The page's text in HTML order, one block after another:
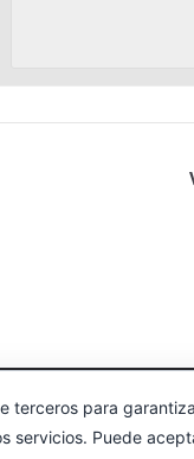
los derechos
terceros para
servicios. Puede